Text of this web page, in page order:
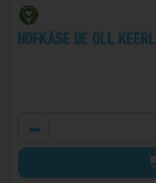
Hofkäse De oll Keerl